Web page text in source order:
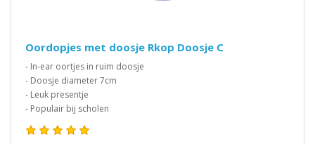
Oordopjes met doosje Rkop Doosje C
- In-ear oortjes in ruim doosje
- Doosje diameter 7cm
- Leuk presentje
- Populair bij scholen